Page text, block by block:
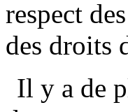
respect
des droits
Il y a de